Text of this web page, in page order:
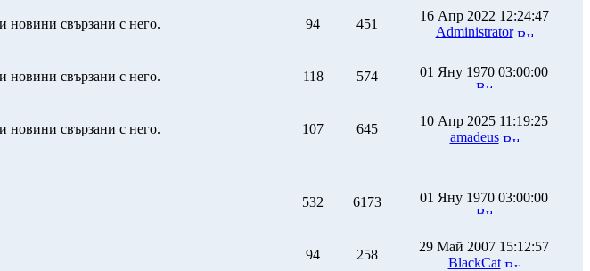
новини свързани с него.
94 451
16 Апр 2022 12:24:47
Administrator
новини свързани с него.
118 574 01 Яну 1970 03:00:00
новини свързани с него.
107 645
10 Апр 2025 11:19:25
amadeus
532 6173 01 Яну 1970 03:00:00
94 258
29 Май 2007 15:12:57
BlackCat